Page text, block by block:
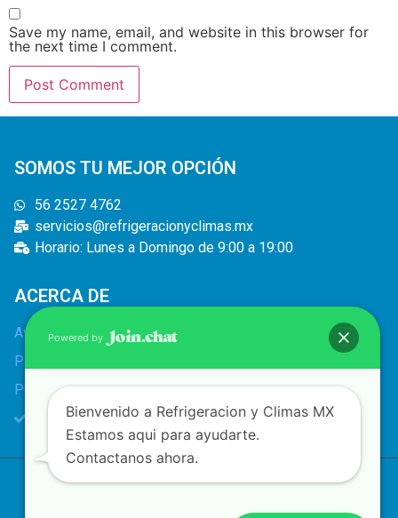
Save my name, email, and website in this browser for
the next time I comment.
SOMOS TU MEJOR OPCIÓN
56 2527 4762
servicios@refrigeracionyclimas.mx
Horario: Lunes a Domingo de 9:00 a 19:00
ACERCA DE
Aviso legal
Política de privacidad
Política de cookies
Bolsa de trabajo
Copyright © 2022 | Refrigeración y climas
Powered by
Bienvenido a Refrigeracion y Climas MX
Estamos aqui para ayudarte.
Contactanos ahora.